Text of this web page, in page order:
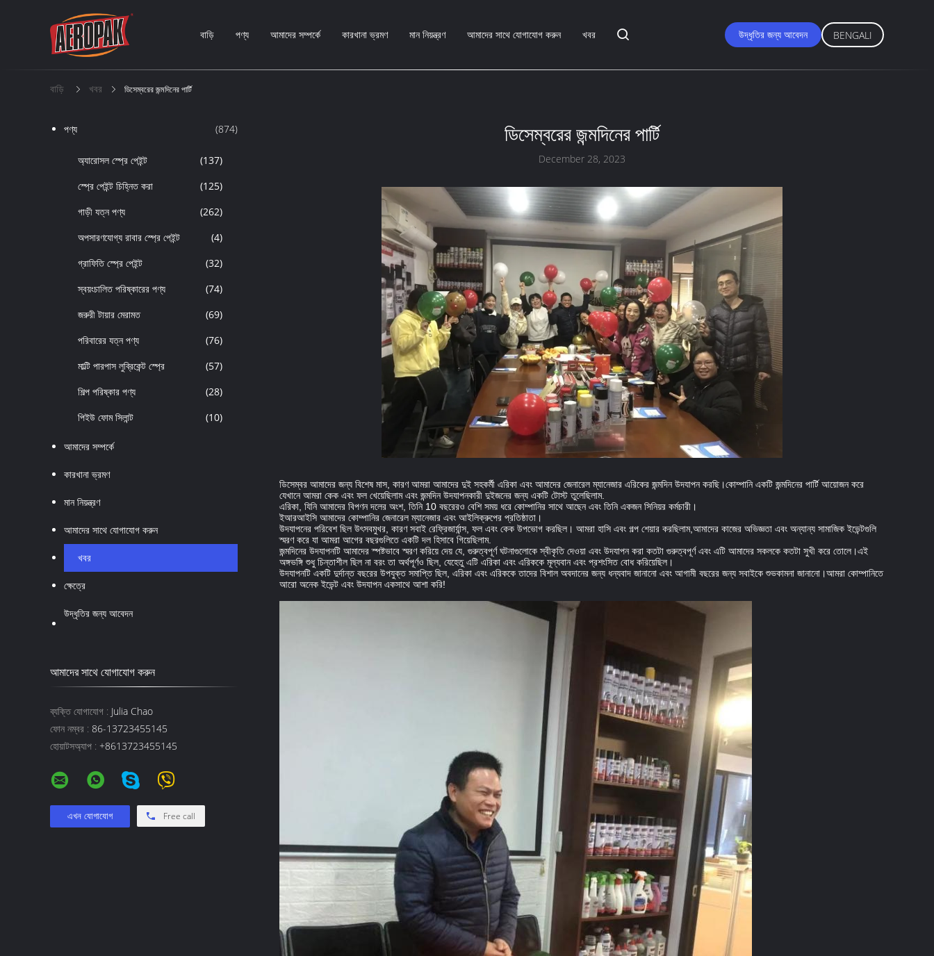
বাড়ি পণ্য আমাদের সম্পর্কে কারখানা ভ্রমণ মান নিয়ন্ত্রণ আমাদের সাথে যোগাযোগ করুন খবর উদ্ধৃতির জন্য আবেদন BENGALI
বাড়ি খবর ডিসেম্বরের জন্মদিনের পার্টি
পণ্য (874)
অ্যারোসল স্প্রে পেইন্ট
(137)
স্প্রে পেইন্ট চিহ্নিত করা
(125)
গাড়ী যত্ন পণ্য
(262)
অপসারণযোগ্য রাবার স্প্রে পেইন্ট
(4)
গ্রাফিতি স্প্রে পেইন্ট
(32)
স্বয়ংচালিত পরিষ্কারের পণ্য
(74)
জরুরী টায়ার মেরামত
(69)
পরিবারের যত্ন পণ্য
(76)
মাল্টি পারপাস লুব্রিকেন্ট স্প্রে
(57)
শিল্প পরিষ্কার পণ্য
(28)
পিইউ ফোম সিলান্ট
(10)
আমাদের সম্পর্কে
কারখানা ভ্রমণ
মান নিয়ন্ত্রণ
আমাদের সাথে যোগাযোগ করুন
খবর
ক্ষেত্রে
উদ্ধৃতির জন্য আবেদন
আমাদের সাথে যোগাযোগ করুন
ব্যক্তি যোগাযোগ : Julia Chao
ফোন নম্বর : 86-13723455145
হোয়াটসঅ্যাপ : +8613723455145
Free call
ডিসেম্বরের জন্মদিনের পার্টি
December 28, 2023
ডিসেম্বর আমাদের জন্য বিশেষ মাস, কারণ আমরা আমাদের দুই সহকর্মী এরিকা এবং আমাদের জেনারেল ম্যানেজার এরিকের জন্মদিন উদযাপন করছি।কোম্পানি একটি জন্মদিনের পার্টি আয়োজন করে
যেখানে আমরা কেক এবং ফল খেয়েছিলাম এবং জন্মদিন উদযাপনকারী দুইজনের জন্য একটি টোস্ট তুলেছিলাম.
এরিকা, যিনি আমাদের বিপণন দলের অংশ, তিনি 10 বছরেরও বেশি সময় ধরে কোম্পানির সাথে আছেন এবং তিনি একজন সিনিয়র কর্মচারী।
ইআরআইসি আমাদের কোম্পানির জেনারেল ম্যানেজার এবং আইলিক্রুপের প্রতিষ্ঠাতা।
উদযাপনের পরিবেশ ছিল উৎসবমুখর, কারণ সবাই রেফ্রিজার্যান্স, ফল এবং কেক উপভোগ করছিল। আমরা হাসি এবং গল্প শেয়ার করছিলাম,আমাদের কাজের অভিজ্ঞতা এবং অন্যান্য সামাজিক ইভেন্টগুলি
স্মরণ করে যা আমরা আগের বছরগুলিতে একটি দল হিসাবে গিয়েছিলাম.
জন্মদিনের উদযাপনটি আমাদের স্পষ্টভাবে স্মরণ করিয়ে দেয় যে, গুরুত্বপূর্ণ ঘটনাগুলোকে স্বীকৃতি দেওয়া এবং উদযাপন করা কতটা গুরুত্বপূর্ণ এবং এটি আমাদের সকলকে কতটা সুখী করে তোলে।এই
অঙ্গভঙ্গি শুধু চিন্তাশীল ছিল না বরং তা অর্থপূর্ণও ছিল, যেহেতু এটি এরিকা এবং এরিককে মূল্যবান এবং প্রশংসিত বোধ করিয়েছিল।
উদযাপনটি একটি দুর্দান্ত বছরের উপযুক্ত সমাপ্তি ছিল, এরিকা এবং এরিককে তাদের বিশাল অবদানের জন্য ধন্যবাদ জানানো এবং আগামী বছরের জন্য সবাইকে শুভকামনা জানানো।আমরা কোম্পানিতে
আরো অনেক ইভেন্ট এবং উদযাপন একসাথে আশা করি!